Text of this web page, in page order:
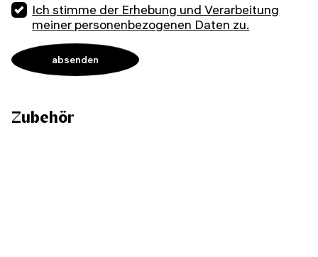
Ich stimme der Erhebung und Verarbeitung
meiner personenbezogenen Daten zu.
Zubehör